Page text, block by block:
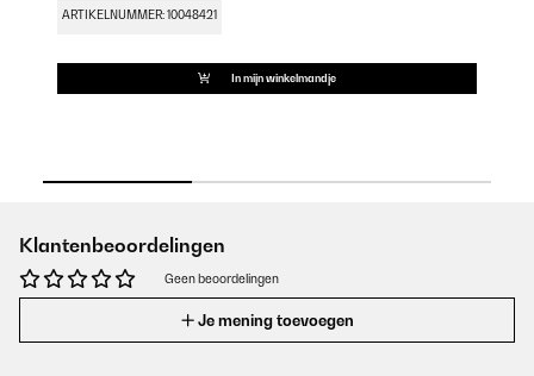
ARTIKELNUMMER: 10048421
In mijn winkelmandje
Klantenbeoordelingen
Geen beoordelingen
Je mening toevoegen